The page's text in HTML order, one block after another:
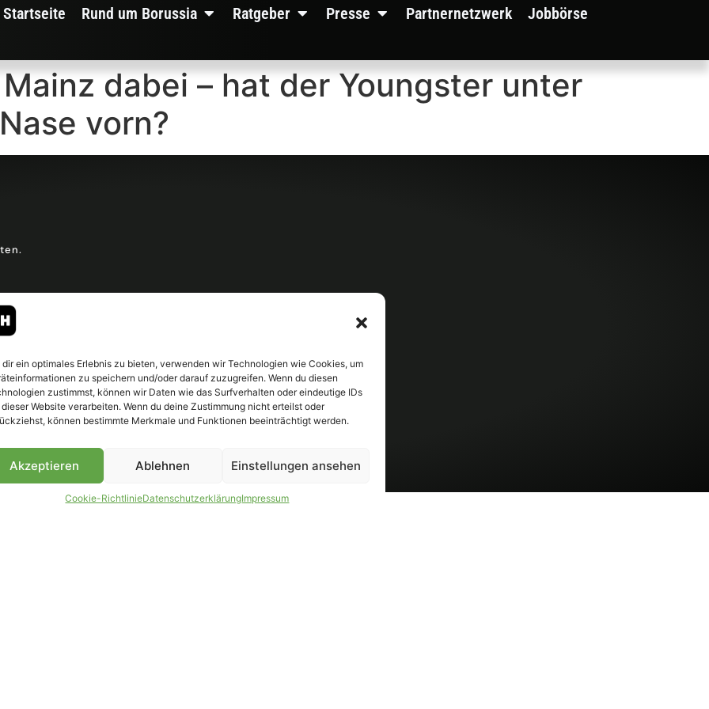
dir ein optimales Erlebnis zu bieten, verwenden wir Technologien wie Cookies, um
zu speichern und/oder darauf zuzugreifen. Wenn du diesen
zustimmst, können wir Daten wie das Surfverhalten oder eindeutige IDs
Website verarbeiten. Wenn du deine Zustimmung nicht erteilst oder
können bestimmte Merkmale und Funktionen beeinträchtigt werden.
Akzeptieren Ablehnen Einstellungen ansehen
Cookie-RichtlinieDatenschutzerklärungImpressum
Startseite Rund um Borussia Ratgeber Presse Partnernetzwerk Jobbörse
dabei – hat der Youngster unter
vorn?